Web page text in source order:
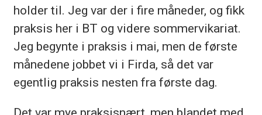
holder til. Jeg var der i fire måneder, og fikk
praksis her i BT og videre sommervikariat.
Jeg begynte i praksis i mai, men de første
månedene jobbet vi i Firda, så det var
egentlig praksis nesten fra første dag.